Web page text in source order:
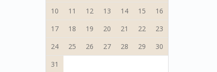
10
11 12 13 14 15
16
17
18 19 20 21 22
23
24
25 26 27 28 29
30
31